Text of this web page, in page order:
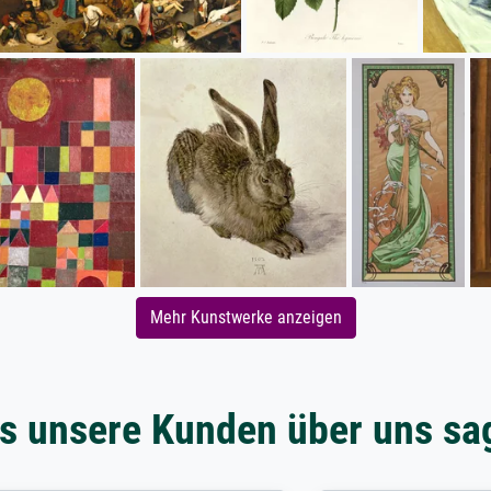
Mehr Kunstwerke anzeigen
unsere Kunden über uns